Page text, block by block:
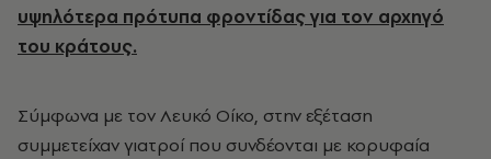
υψηλότερα πρότυπα φροντίδας για τον αρχηγό
του κράτους.
Σύμφωνα με τον Λευκό Οίκο, στην εξέταση
συμμετείχαν γιατροί που συνδέονται με κορυφαία